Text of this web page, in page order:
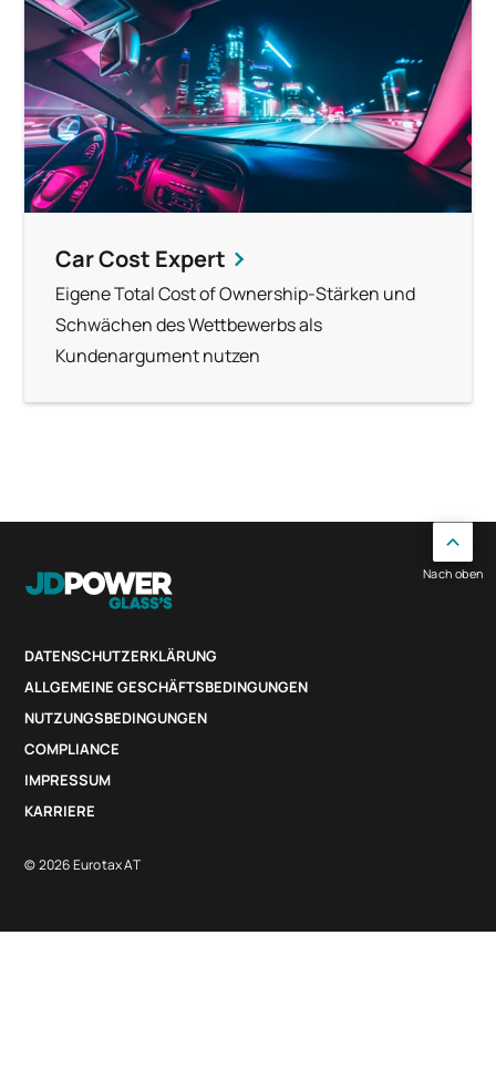
Car Cost Expert
Eigene Total Cost of Ownership-Stärken und
Schwächen des Wettbewerbs als
Kundenargument nutzen
DATENSCHUTZERKLÄRUNG
ALLGEMEINE GESCHÄFTSBEDINGUNGEN
NUTZUNGSBEDINGUNGEN
COMPLIANCE
IMPRESSUM
KARRIERE
© 2026 Eurotax AT
Nach oben